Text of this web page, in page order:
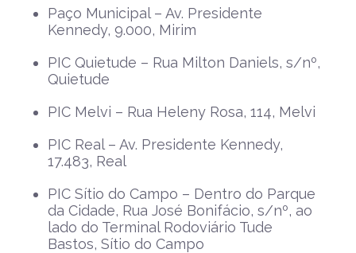
Paço Municipal – Av. Presidente
Kennedy, 9.000, Mirim
PIC Quietude – Rua Milton Daniels, s/nº,
Quietude
PIC Melvi – Rua Heleny Rosa, 114, Melvi
PIC Real – Av. Presidente Kennedy,
17.483, Real
PIC Sítio do Campo – Dentro do Parque
da Cidade, Rua José Bonifácio, s/nº, ao
lado do Terminal Rodoviário Tude
Bastos, Sítio do Campo